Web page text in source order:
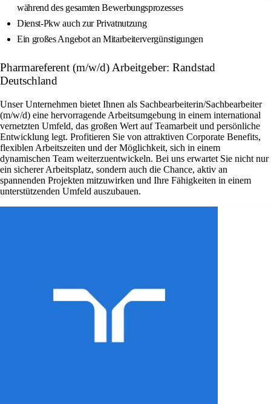
während des gesamten Bewerbungsprozesses
Dienst-Pkw auch zur Privatnutzung
Ein großes Angebot an Mitarbeitervergünstigungen
Pharmareferent (m/w/d) Arbeitgeber: Randstad
Deutschland
Unser Unternehmen bietet Ihnen als Sachbearbeiterin/Sachbearbeiter
(m/w/d) eine hervorragende Arbeitsumgebung in einem international
vernetzten Umfeld, das großen Wert auf Teamarbeit und persönliche
Entwicklung legt. Profitieren Sie von attraktiven Corporate Benefits,
flexiblen Arbeitszeiten und der Möglichkeit, sich in einem
dynamischen Team weiterzuentwickeln. Bei uns erwartet Sie nicht nur
ein sicherer Arbeitsplatz, sondern auch die Chance, aktiv an
spannenden Projekten mitzuwirken und Ihre Fähigkeiten in einem
unterstützenden Umfeld auszubauen.